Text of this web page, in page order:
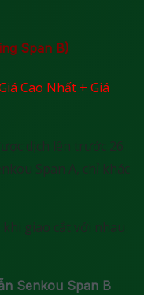
Span B)
Cao Nhất + Giá
dịch lên trước 26
Span A, chỉ khác
giao cắt với nhau
Senkou Span B